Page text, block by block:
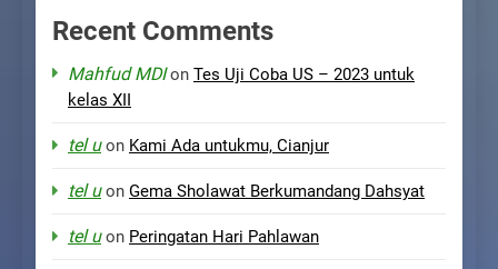
Recent Comments
Mahfud MDIon Tes Uji Coba US – 2023 untuk
kelas XII
tel uon Kami Ada untukmu, Cianjur
tel uon Gema Sholawat Berkumandang Dahsyat
tel uon Peringatan Hari Pahlawan